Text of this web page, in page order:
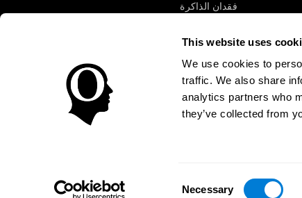
This website uses
We use cookies to
traffic. We also share
analytics partners who
they’ve collected from
Necessary
فقدان الذاكرة
وظائف ذهنية
الإدراك الحسى
الانتباه
CogniFit Inc © 2026